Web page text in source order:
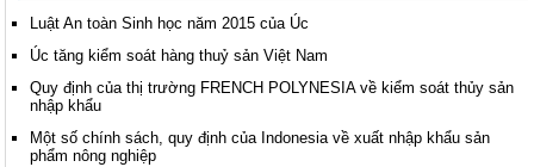
Luật An toàn Sinh học năm 2015 của Úc
Úc tăng kiểm soát hàng thuỷ sản Việt Nam
Quy định của thị trường FRENCH POLYNESIA về kiểm soát thủy sản
nhập khẩu
Một số chính sách, quy định của Indonesia về xuất nhập khẩu sản
phẩm nông nghiệp